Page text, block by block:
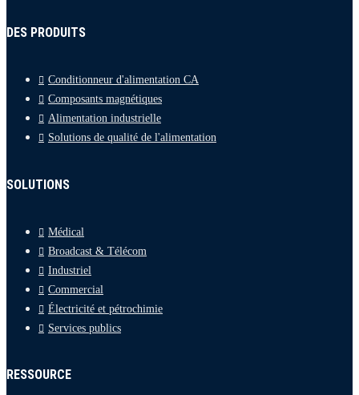
DES PRODUITS
Conditionneur d'alimentation CA
Composants magnétiques
Alimentation industrielle
Solutions de qualité de l'alimentation
SOLUTIONS
Médical
Broadcast & Télécom
Industriel
Commercial
Électricité et pétrochimie
Services publics
RESSOURCE